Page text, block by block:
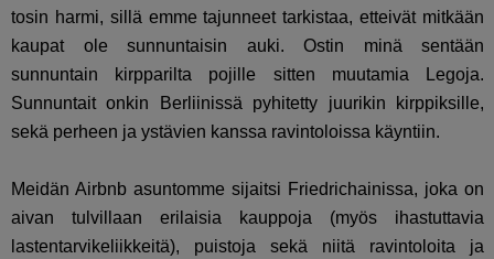
tosin harmi, sillä emme tajunneet tarkistaa, etteivät mitkään
kaupat ole sunnuntaisin auki. Ostin minä sentään
sunnuntain kirpparilta pojille sitten muutamia Legoja.
Sunnuntait onkin Berliinissä pyhitetty juurikin kirppiksille,
sekä perheen ja ystävien kanssa ravintoloissa käyntiin.
Meidän Airbnb asuntomme sijaitsi Friedrichainissa, joka on
aivan tulvillaan erilaisia kauppoja (myös ihastuttavia
lastentarvikeliikkeitä), puistoja sekä niitä ravintoloita ja